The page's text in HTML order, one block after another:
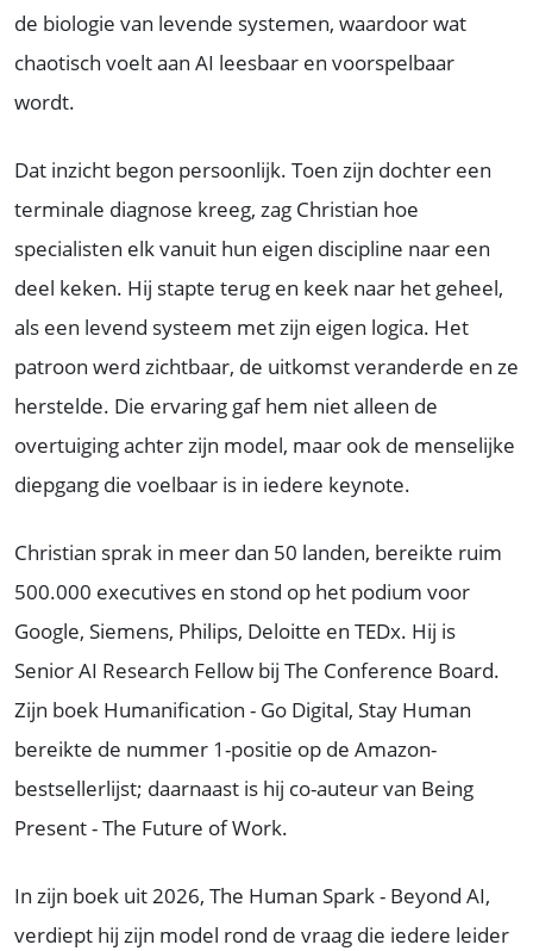
de biologie van levende systemen, waardoor wat
chaotisch voelt aan AI leesbaar en voorspelbaar
wordt.
Dat inzicht begon persoonlijk. Toen zijn dochter een
terminale diagnose kreeg, zag Christian hoe
specialisten elk vanuit hun eigen discipline naar een
deel keken. Hij stapte terug en keek naar het geheel,
als een levend systeem met zijn eigen logica. Het
patroon werd zichtbaar, de uitkomst veranderde en ze
herstelde. Die ervaring gaf hem niet alleen de
overtuiging achter zijn model, maar ook de menselijke
diepgang die voelbaar is in iedere keynote.
Christian sprak in meer dan 50 landen, bereikte ruim
500.000 executives en stond op het podium voor
Google, Siemens, Philips, Deloitte en TEDx. Hij is
Senior AI Research Fellow bij The Conference Board.
Zijn boek Humanification - Go Digital, Stay Human
bereikte de nummer 1-positie op de Amazon-
bestsellerlijst; daarnaast is hij co-auteur van Being
Present - The Future of Work.
In zijn boek uit 2026, The Human Spark - Beyond AI,
verdiept hij zijn model rond de vraag die iedere leider